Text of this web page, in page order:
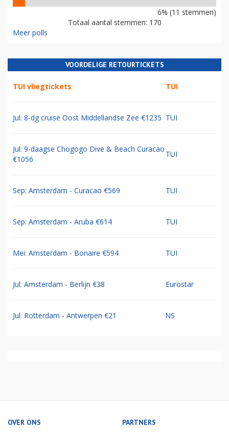
6% (11 stemmen)
Totaal aantal stemmen: 170
Meer polls
VOORDELIGE RETOURTICKETS
TUI vliegtickets TUI
Jul: 8-dg cruise Oost Middellandse Zee €1235 TUI
Jul: 9-daagse Chogogo Dive & Beach Curacao
€1056
TUI
Sep: Amsterdam - Curacao €569 TUI
Sep: Amsterdam - Aruba €614 TUI
Mei: Amsterdam - Bonaire €594 TUI
Jul: Amsterdam - Berlijn €38 Eurostar
Jul: Rotterdam - Antwerpen €21 NS
OVER ONS PARTNERS